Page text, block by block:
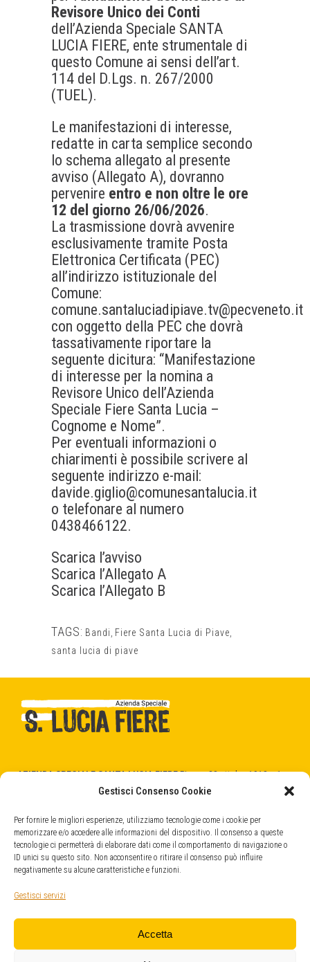
Gestisci Consenso Cookie
Per fornire le migliori esperienze, utilizziamo tecnologie come i cookie per
memorizzare e/o accedere alle informazioni del dispositivo. Il consenso a queste
tecnologie ci permetterà di elaborare dati come il comportamento di navigazione o
ID unici su questo sito. Non acconsentire o ritirare il consenso può influire
negativamente su alcune caratteristiche e funzioni.
Gestisci servizi
Accetta
Revisore Unico dei Conti
dell’Azienda Speciale SANTA
LUCIA FIERE, ente strumentale di
questo Comune ai sensi dell’art.
114 del D.Lgs. n. 267/2000
(TUEL).
Le manifestazioni di interesse,
redatte in carta semplice secondo
lo schema allegato al presente
avviso (Allegato A), dovranno
pervenire entro e non oltre le ore
12 del giorno 26/06/2026.
La trasmissione dovrà avvenire
esclusivamente tramite Posta
Elettronica Certificata (PEC)
all’indirizzo istituzionale del
Comune:
comune.santaluciadipiave.tv@pecveneto.it
con oggetto della PEC che dovrà
tassativamente riportare la
seguente dicitura: “Manifestazione
di interesse per la nomina a
Revisore Unico dell’Azienda
Speciale Fiere Santa Lucia –
Cognome e Nome”.
Per eventuali informazioni o
chiarimenti è possibile scrivere al
seguente indirizzo e-mail:
davide.giglio@comunesantalucia.it
o telefonare al numero
0438466122.
Scarica l’avviso
Scarica l’Allegato A
Scarica l’Allegato B
TAGS: Bandi Fiere Santa Lucia di Piave
santa lucia di piave
AZIENDA SPECIALE SANTA LUCIA FIEREPiazza 28 ottobre 1918 n.1
31025 Santa Lucia di Piave (TV)
cod. SDI -5RUO82D
QUARTIERE FIERISTICO
Strada Provinciale, 45
31025 Santa Lucia di Piave (TV)
santaluciafiere@legalmail.it